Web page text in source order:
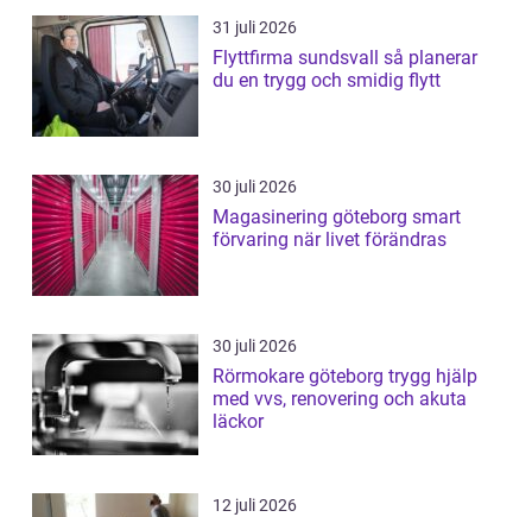
31 juli 2026
Flyttfirma sundsvall så planerar
du en trygg och smidig flytt
30 juli 2026
Magasinering göteborg smart
förvaring när livet förändras
30 juli 2026
Rörmokare göteborg trygg hjälp
med vvs, renovering och akuta
läckor
12 juli 2026